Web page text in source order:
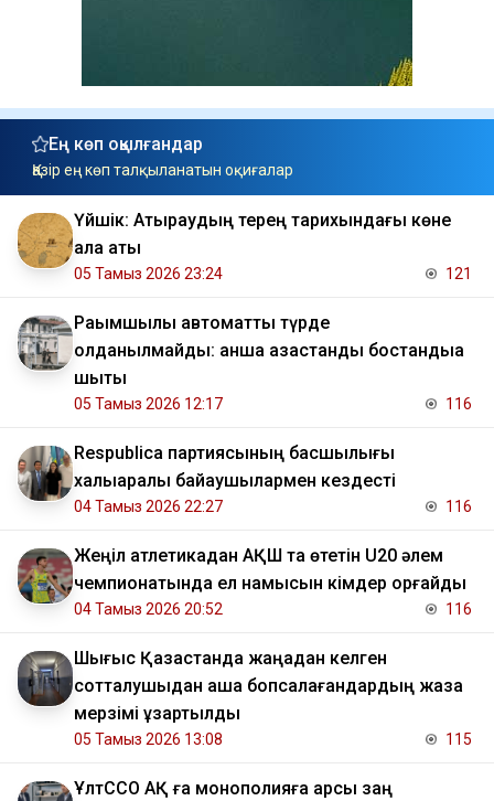
Ең көп оқылғандар
Қазір ең көп талқыланатын оқиғалар
Үйшік: Атыраудың терең тарихындағы көне
қала аты
05 Тамыз 2026 23:24 121
Рақымшылық автоматты түрде
қолданылмайды: қанша қазақстандық бостандыққа
шықты
05 Тамыз 2026 12:17 116
Respublica партиясының басшылығы
халықаралық байқаушылармен кездесті
04 Тамыз 2026 22:27 116
Жеңіл атлетикадан АҚШ та өтетін U20 әлем
чемпионатында ел намысын кімдер қорғайды
04 Тамыз 2026 20:52 116
Шығыс Қазақстанда жаңадан келген
сотталушыдан ақша бопсалағандардың жаза
мерзімі ұзартылды
05 Тамыз 2026 13:08 115
ҰлтССО АҚ ға монополияға қарсы заң